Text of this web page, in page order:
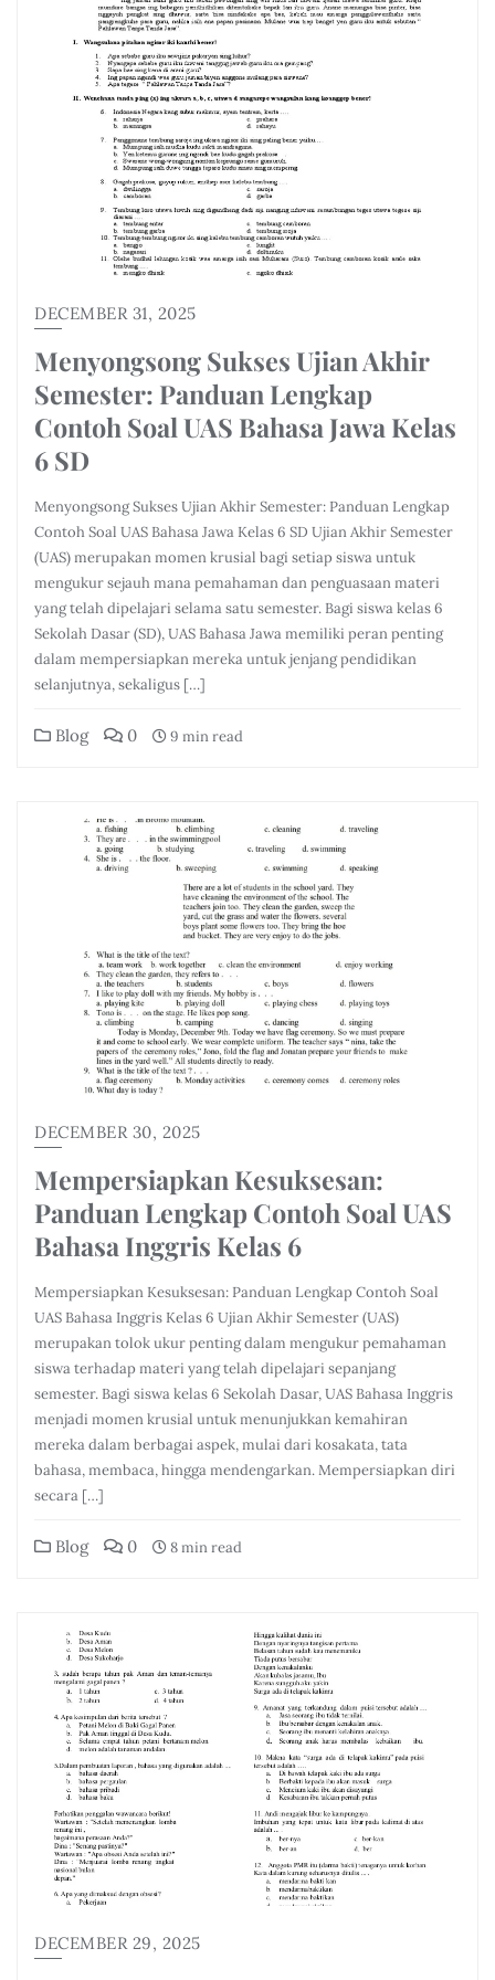
DECEMBER 31, 2025
Menyongsong Sukses Ujian Akhir
Semester: Panduan Lengkap
Contoh Soal UAS Bahasa Jawa Kelas
6 SD
Menyongsong Sukses Ujian Akhir Semester: Panduan Lengkap
Contoh Soal UAS Bahasa Jawa Kelas 6 SD Ujian Akhir Semester
(UAS) merupakan momen krusial bagi setiap siswa untuk
mengukur sejauh mana pemahaman dan penguasaan materi
yang telah dipelajari selama satu semester. Bagi siswa kelas 6
Sekolah Dasar (SD), UAS Bahasa Jawa memiliki peran penting
dalam mempersiapkan mereka untuk jenjang pendidikan
selanjutnya, sekaligus […]
Blog 0 9 min read
DECEMBER 30, 2025
Mempersiapkan Kesuksesan:
Panduan Lengkap Contoh Soal UAS
Bahasa Inggris Kelas 6
Mempersiapkan Kesuksesan: Panduan Lengkap Contoh Soal
UAS Bahasa Inggris Kelas 6 Ujian Akhir Semester (UAS)
merupakan tolok ukur penting dalam mengukur pemahaman
siswa terhadap materi yang telah dipelajari sepanjang
semester. Bagi siswa kelas 6 Sekolah Dasar, UAS Bahasa Inggris
menjadi momen krusial untuk menunjukkan kemahiran
mereka dalam berbagai aspek, mulai dari kosakata, tata
bahasa, membaca, hingga mendengarkan. Mempersiapkan diri
secara […]
Blog 0 8 min read
DECEMBER 29, 2025